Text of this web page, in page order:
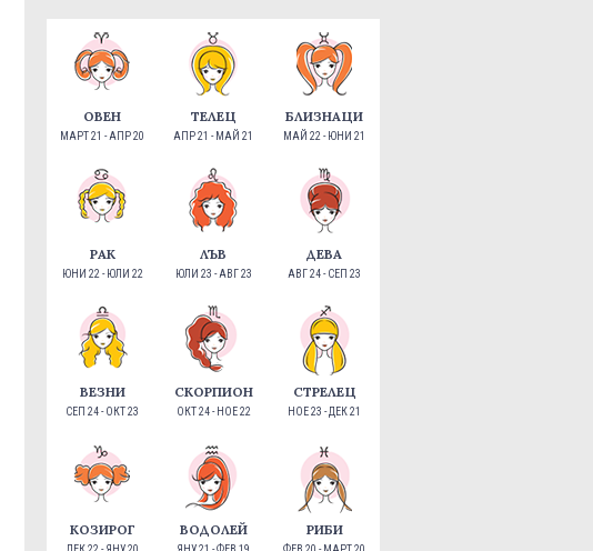
ОВЕН
МАРТ 21 - АПР 20
ТЕЛЕЦ
АПР 21 - МАЙ 21
БЛИЗНАЦИ
МАЙ 22 - ЮНИ 21
РАК
ЮНИ 22 - ЮЛИ 22
ЛЪВ
ЮЛИ 23 - АВГ 23
ДЕВА
АВГ 24 - СЕП 23
ВЕЗНИ
СЕП 24 - ОКТ 23
СКОРПИОН
ОКТ 24 - НОЕ 22
СТРЕЛЕЦ
НОЕ 23 - ДЕК 21
КОЗИРОГ ВОДОЛЕЙ РИБИ